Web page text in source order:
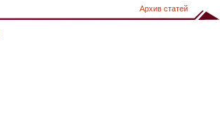
Архив статей